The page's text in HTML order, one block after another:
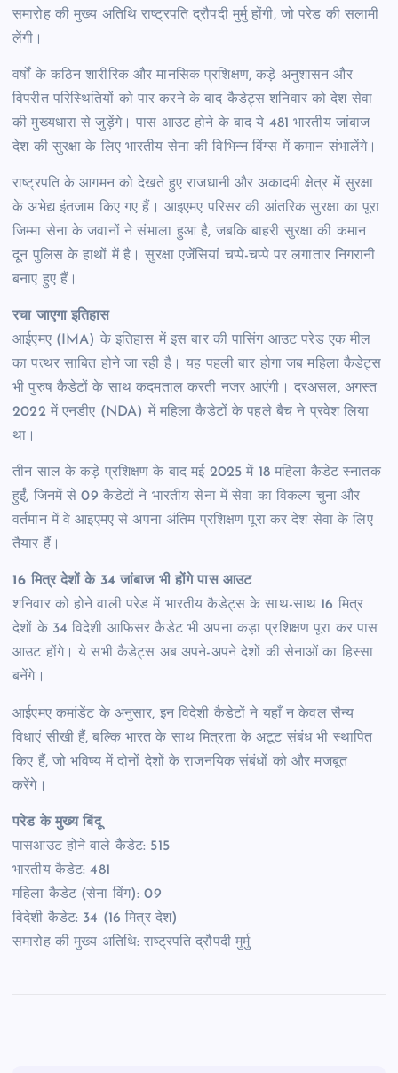
समारोह की मुख्य अतिथि राष्ट्रपति द्रौपदी मुर्मु होंगी, जो परेड की सलामी
लेंगी।
वर्षों के कठिन शारीरिक और मानसिक प्रशिक्षण, कड़े अनुशासन और
विपरीत परिस्थितियों को पार करने के बाद कैडेट्स शनिवार को देश सेवा
की मुख्यधारा से जुड़ेंगे। पास आउट होने के बाद ये 481 भारतीय जांबाज
देश की सुरक्षा के लिए भारतीय सेना की विभिन्न विंग्स में कमान संभालेंगे।
राष्ट्रपति के आगमन को देखते हुए राजधानी और अकादमी क्षेत्र में सुरक्षा
के अभेद्य इंतजाम किए गए हैं। आइएमए परिसर की आंतरिक सुरक्षा का पूरा
जिम्मा सेना के जवानों ने संभाला हुआ है, जबकि बाहरी सुरक्षा की कमान
दून पुलिस के हाथों में है। सुरक्षा एजेंसियां चप्पे-चप्पे पर लगातार निगरानी
बनाए हुए हैं।
रचा जाएगा इतिहास
आईएमए (IMA) के इतिहास में इस बार की पासिंग आउट परेड एक मील
का पत्थर साबित होने जा रही है। यह पहली बार होगा जब महिला कैडेट्स
भी पुरुष कैडेटों के साथ कदमताल करती नजर आएंगी। दरअसल, अगस्त
2022 में एनडीए (NDA) में महिला कैडेटों के पहले बैच ने प्रवेश लिया
था।
तीन साल के कड़े प्रशिक्षण के बाद मई 2025 में 18 महिला कैडेट स्नातक
हुईं, जिनमें से 09 कैडेटों ने भारतीय सेना में सेवा का विकल्प चुना और
वर्तमान में वे आइएमए से अपना अंतिम प्रशिक्षण पूरा कर देश सेवा के लिए
तैयार हैं।
16 मित्र देशों के 34 जांबाज भी होंगे पास आउट
शनिवार को होने वाली परेड में भारतीय कैडेट्स के साथ-साथ 16 मित्र
देशों के 34 विदेशी आफिसर कैडेट भी अपना कड़ा प्रशिक्षण पूरा कर पास
आउट होंगे। ये सभी कैडेट्स अब अपने-अपने देशों की सेनाओं का हिस्सा
बनेंगे।
आईएमए कमांडेंट के अनुसार, इन विदेशी कैडेटों ने यहाँ न केवल सैन्य
विधाएं सीखी हैं, बल्कि भारत के साथ मित्रता के अटूट संबंध भी स्थापित
किए हैं, जो भविष्य में दोनों देशों के राजनयिक संबंधों को और मजबूत
करेंगे।
परेड के मुख्य बिंदू
पासआउट होने वाले कैडेट: 515
भारतीय कैडेट: 481
महिला कैडेट (सेना विंग): 09
विदेशी कैडेट: 34 (16 मित्र देश)
समारोह की मुख्य अतिथि: राष्ट्रपति द्रौपदी मुर्मु